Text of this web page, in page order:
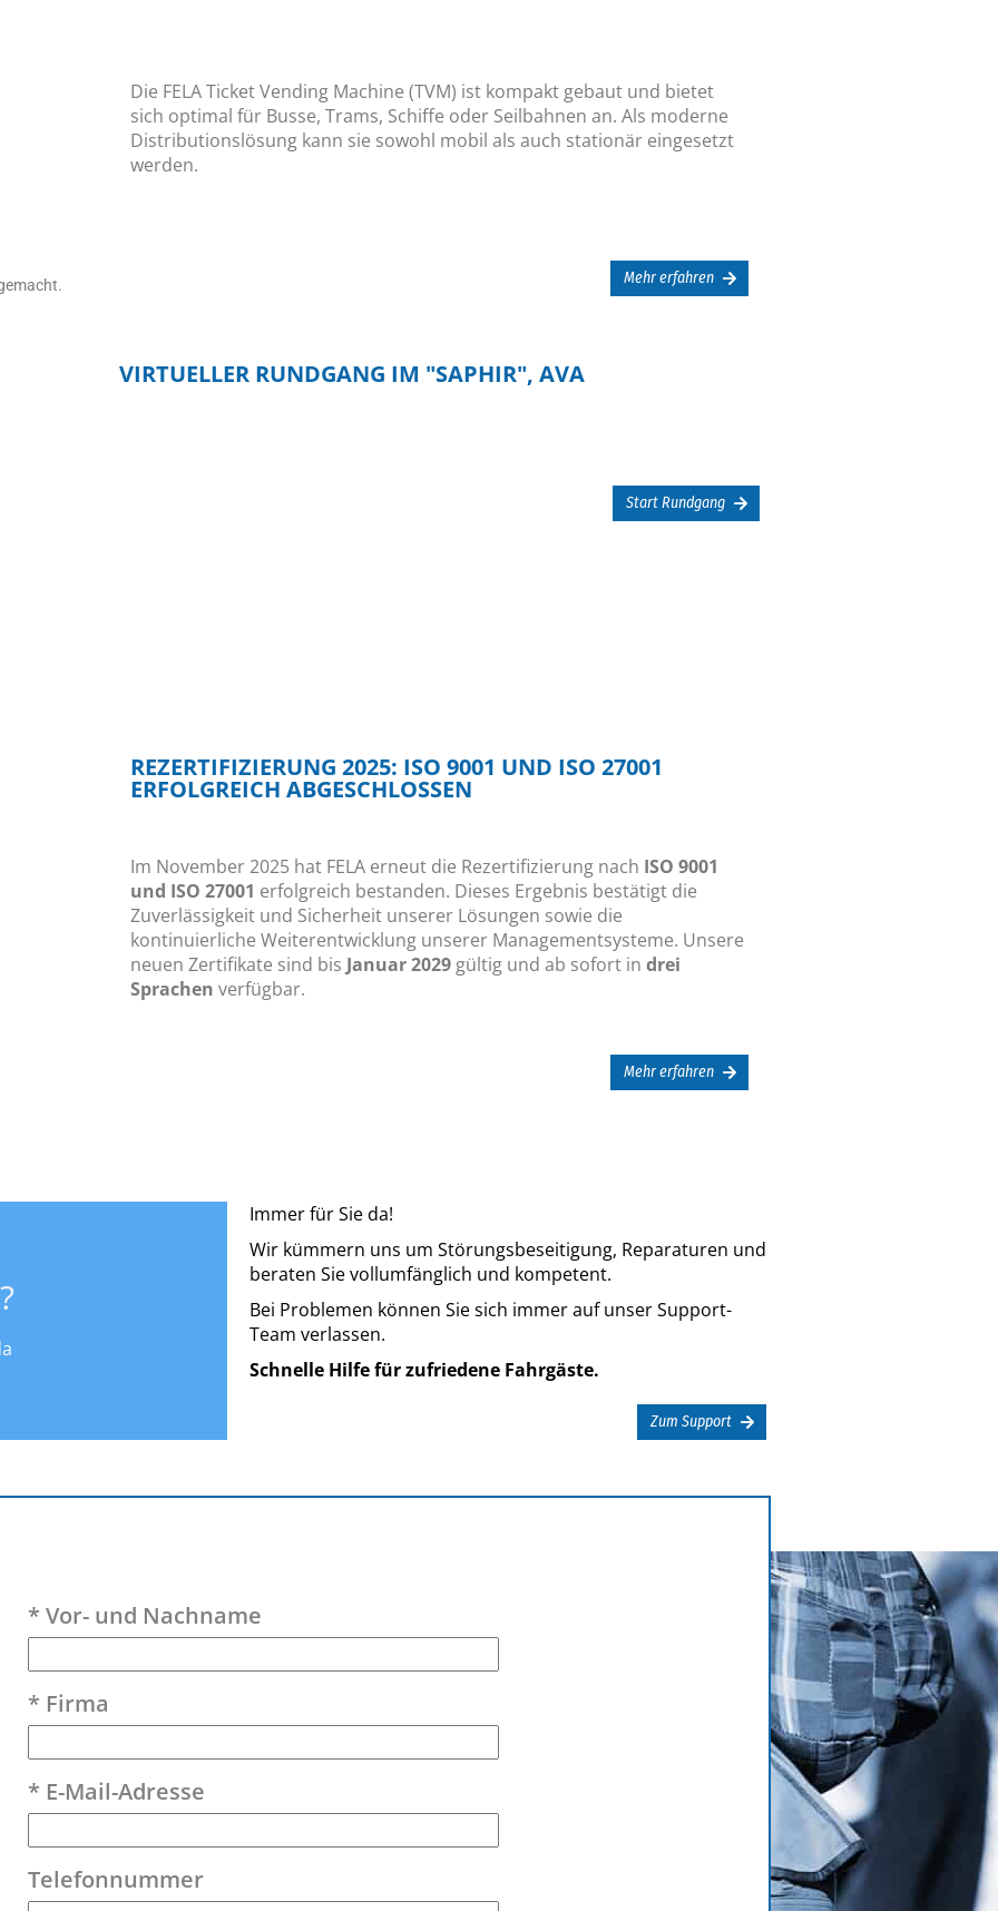
Die FELA Ticket Vending Machine (TVM) ist kompakt gebaut und bietet
sich optimal für Busse, Trams, Schiffe oder Seilbahnen an. Als moderne
Distributionslösung kann sie sowohl mobil als auch stationär eingesetzt
werden.
Mehr erfahren
VIRTUELLER RUNDGANG IM "SAPHIR", AVA
Start Rundgang
REZERTIFIZIERUNG 2025: ISO 9001 UND ISO 27001
ERFOLGREICH ABGESCHLOSSEN
Im November 2025 hat FELA erneut die Rezertifizierung nach ISO 9001
und ISO 27001 erfolgreich bestanden. Dieses Ergebnis bestätigt die
Zuverlässigkeit und Sicherheit unserer Lösungen sowie die
kontinuierliche Weiterentwicklung unserer Managementsysteme. Unsere
neuen Zertifikate sind bis Januar 2029gültig und ab sofort in drei
Sprachen verfügbar.
Mehr erfahren
Immer für Sie da!
Wir kümmern uns um Störungsbeseitigung, Reparaturen und
beraten Sie vollumfänglich und kompetent.
Bei Problemen können Sie sich immer auf unser Support-
Team verlassen.
Schnelle Hilfe für zufriedene Fahrgäste.
Zum Support
* Vor- und Nachname
* Firma
* E-Mail-Adresse
Telefonnummer